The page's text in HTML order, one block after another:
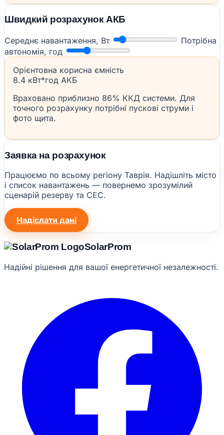
Швидкий розрахунок АКБ
Середнє навантаження, Вт
Потрібна
автономія, год
Орієнтовна корисна ємність
8.4 кВт*год АКБ
Враховано приблизно 86% ККД системи. Для
точного розрахунку потрібні пускові струми і
фото щита.
Заявка на розрахунок
Працюємо по всьому регіону Таврія. Надішліть місто
і список навантажень — повернемо зрозумілий
сценарій резерву та СЕС.
Надіслати дані
SolarProm
Надійні рішення для вашої енергетичної незалежності.